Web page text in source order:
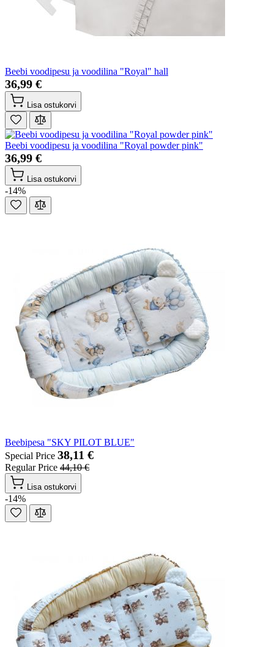
Beebi voodipesu ja voodilina "Royal" hall
36,99 €
Lisa ostukorvi
Beebi voodipesu ja voodilina "Royal powder pink"
36,99 €
Lisa ostukorvi
-14%
Beebipesa "SKY PILOT BLUE"
Special Price 38,11 €
Regular Price 44,10 €
Lisa ostukorvi
-14%